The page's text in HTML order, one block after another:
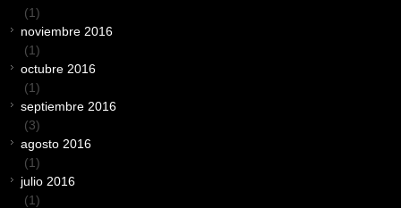
(1)
noviembre 2016
(1)
octubre 2016
(1)
septiembre 2016
(3)
agosto 2016
(1)
julio 2016
(1)